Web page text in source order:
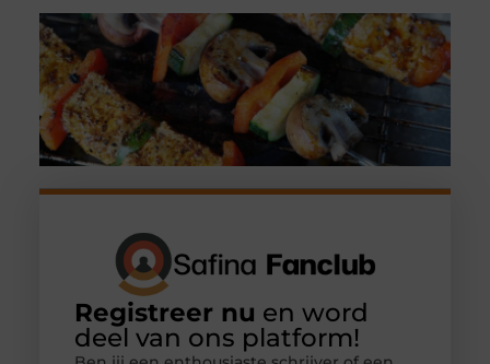
Registreer nu en word
deel van ons platform!